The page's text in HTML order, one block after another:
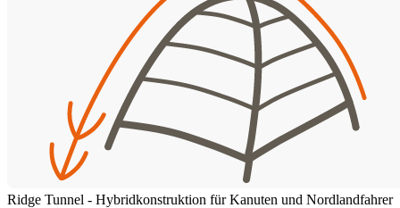
Ridge Tunnel - Hybridkonstruktion für Kanuten und Nordlandfahrer